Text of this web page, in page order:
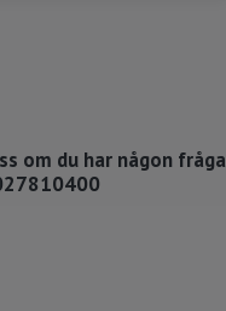
om du har någon fråga